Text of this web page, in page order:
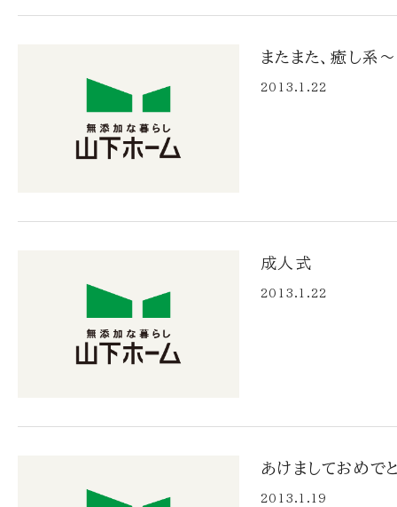
またまた、癒し系
2013.1.22
成人式
2013.1.22
あけましておめで
2013.1.19